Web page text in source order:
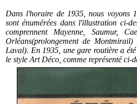
Dans l'horaire de 1935, nous voyons
sont énumérées dans l'illustration ci-
comprennent Mayenne, Saumur,
Orléans(prolongement de
Laval). En 1935, une gare routière a
le style Art Déco, comme représenté ci-